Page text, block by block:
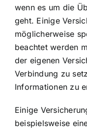
wenn es um die
geht. Einige
möglicherweise
beachtet werden
der eigenen
Verbindung zu
Informationen zu
Einige
beispielsweise